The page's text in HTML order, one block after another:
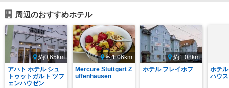
周辺のおすすめホテル
約0.65km
アハト ホテル シュ
トゥットガルト ツフ
ェンハウゼン
約1.06km
Mercure Stuttgart Z
uffenhausen
約1.08km
ホテル フレイホフ
ホテ
ハウス